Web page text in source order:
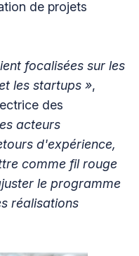
de projets
focalisées sur les
les startups »,
des
acteurs
d'expérience,
comme fil rouge
le programme
réalisations